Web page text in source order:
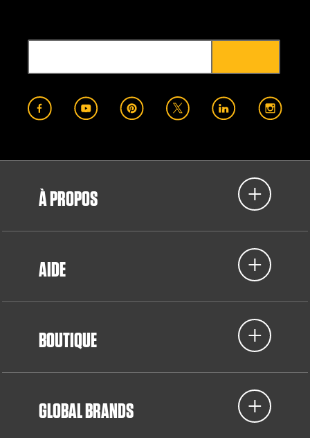
À PROPOS
AIDE
BOUTIQUE
GLOBAL BRANDS